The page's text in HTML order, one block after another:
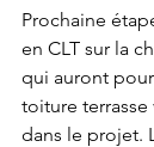
Prochaine
en CLT sur la
qui auront
toiture
dans le projet.